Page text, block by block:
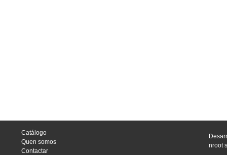
Catálogo
Quen somos
Contactar
nroot